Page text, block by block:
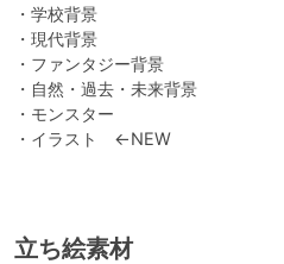
・学校背景
・現代背景
・ファンタジー背景
・自然・過去・未来背景
・モンスター
・イラスト　←NEW
立ち絵素材